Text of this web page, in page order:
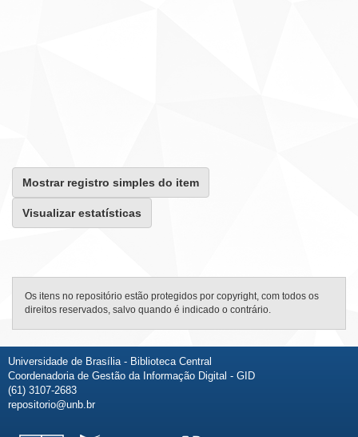
Mostrar registro simples do item
Visualizar estatísticas
Os itens no repositório estão protegidos por copyright, com todos os
direitos reservados, salvo quando é indicado o contrário.
Universidade de Brasília - Biblioteca Central
Coordenadoria de Gestão da Informação Digital - GID
(61) 3107-2683
repositorio@unb.br